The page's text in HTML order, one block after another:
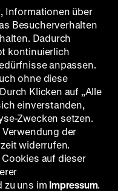
Führung auf der
politisch motivierten
zu bekämpfen,
aufzugeben?
werden im Rahmen
von zum Teil
Flugschriften
Führung
Spanisch
Informationen über
Besucherverhalten
Dadurch
kontinuierlich
anpassen.
ohne diese
Klicken auf „Alle
einverstanden,
Zwecken setzen.
der
widerrufen.
auf dieser
zu uns im Impressum.